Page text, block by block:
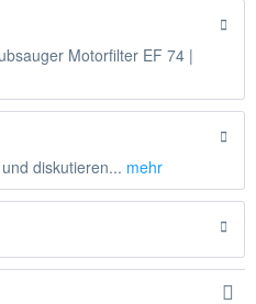
Motorfilter EF 74 |
diskutieren... mehr